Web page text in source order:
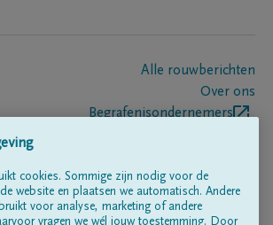
Alle rouwberichten
Over ons
Begrafenisondernemers
cookies. Sommige zijn nodig voor de
website en plaatsen we automatisch. Andere
voor analyse, marketing of andere
vragen we wél jouw toestemming. Door